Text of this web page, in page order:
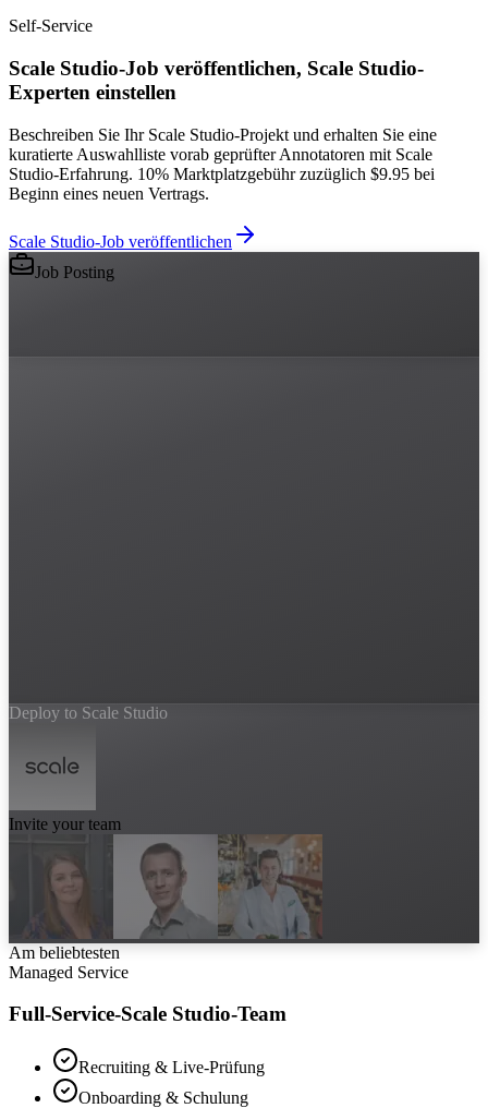
Self-Service
Scale Studio-Job veröffentlichen, Scale Studio-
Experten einstellen
Beschreiben Sie Ihr Scale Studio-Projekt und erhalten Sie eine
kuratierte Auswahlliste vorab geprüfter Annotatoren mit Scale
Studio-Erfahrung. 10% Marktplatzgebühr zuzüglich $9.95 bei
Beginn eines neuen Vertrags.
Scale Studio-Job veröffentlichen
Job Posting
Deploy to Scale Studio
Invite your team
Am beliebtesten
Managed Service
Full-Service-Scale Studio-Team
Recruiting & Live-Prüfung
Onboarding & Schulung